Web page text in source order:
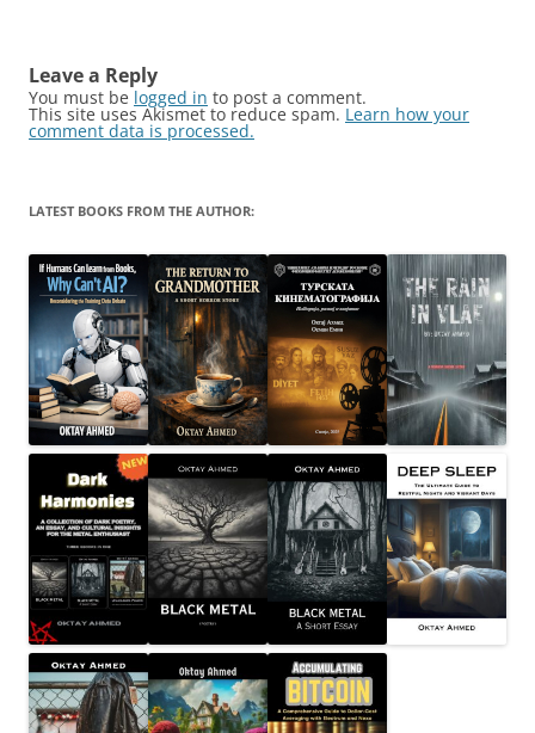
Leave a Reply
You must be logged in to post a comment.
This site uses Akismet to reduce spam. Learn how your
comment data is processed.
LATEST BOOKS FROM THE AUTHOR: